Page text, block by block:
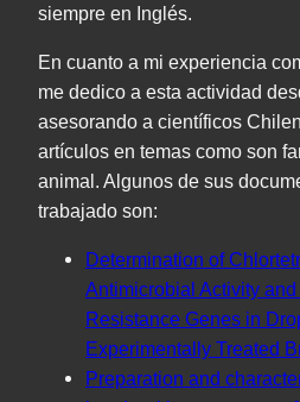
siempre en Inglés.
En cuanto a mi experiencia
me dedico a esta actividad
asesorando a científicos
artículos en temas como son
animal. Algunos de sus
trabajado son:
Determination of
Antimicrobial Activity
Resistance Genes in
Experimentally Treated
Preparation and